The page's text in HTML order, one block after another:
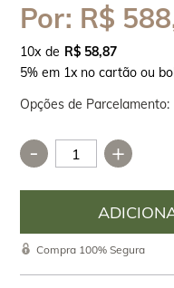
Por: R$
10x
R$ 58,87
5% em 1x no cartão ou
Opções de Parcelamento:
- +
Compra 100% Segura